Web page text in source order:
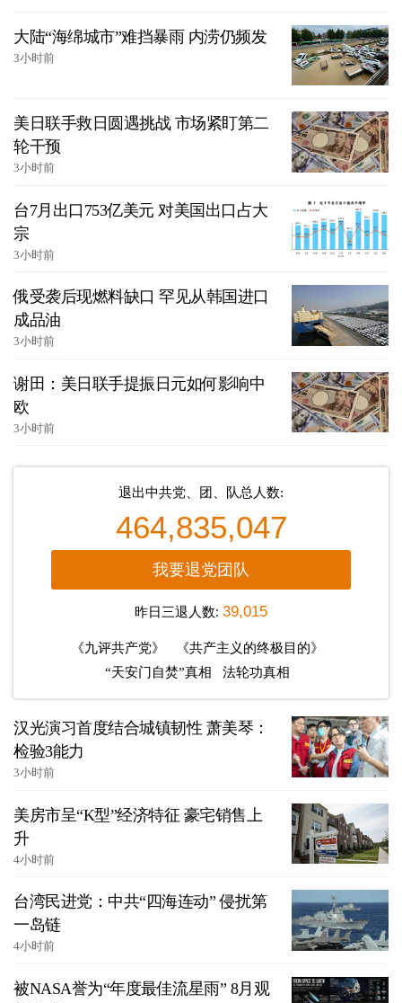
大陆“海绵城市”难挡暴雨 内涝仍频发
3小时前
美日联手救日圆遇挑战 市场紧盯第二
轮干预
3小时前
台7月出口753亿美元 对美国出口占大
宗
3小时前
俄受袭后现燃料缺口 罕见从韩国进口
成品油
3小时前
谢田：美日联手提振日元如何影响中
欧
3小时前
退出中共党、团、队总人数:
464,835,047
我要退党团队
昨日三退人数: 39,015
《九评共产党》
《共产主义的终极目的》
“天安门自焚”真相
法轮功真相
汉光演习首度结合城镇韧性 萧美琴：
检验3能力
3小时前
美房市呈“K型”经济特征 豪宅销售上
升
4小时前
台湾民进党：中共“四海连动” 侵扰第
一岛链
4小时前
被NASA誉为“年度最佳流星雨” 8月观